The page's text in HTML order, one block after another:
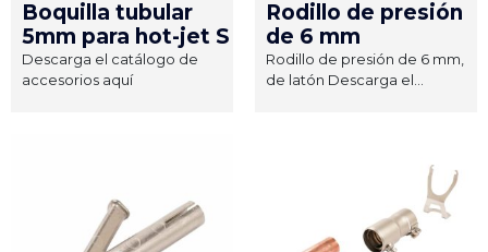
Boquilla tubular
5mm para hot-jet S
Descarga el catálogo de
accesorios aquí
Rodillo de presión
de 6 mm
Rodillo de presión de 6 mm,
de latón Descarga el...